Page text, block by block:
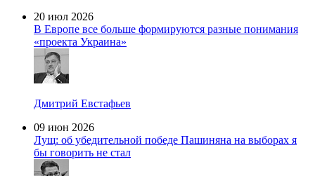
20 июл 2026
В Европе все больше формируются разные понимания
«проекта Украина»
Дмитрий Евстафьев
09 июн 2026
Лущ: об убедительной победе Пашиняна на выборах я
бы говорить не стал